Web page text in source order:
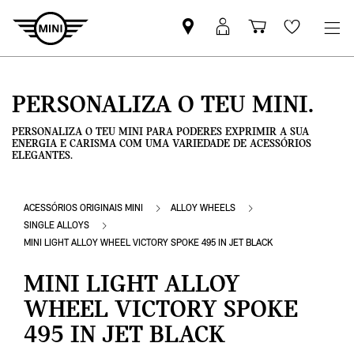
Pesquisar
parceiro
Iniciar
sessão
Carrinho
de
Wishlist
PERSONALIZA O TEU MINI.
PERSONALIZA O TEU MINI PARA PODERES EXPRIMIR A SUA
ENERGIA E CARISMA COM UMA VARIEDADE DE ACESSÓRIOS
ELEGANTES.
ACESSÓRIOS ORIGINAIS MINI
ALLOY WHEELS
SINGLE ALLOYS
MINI LIGHT ALLOY WHEEL VICTORY SPOKE 495 IN JET BLACK
MINI LIGHT ALLOY
WHEEL VICTORY SPOKE
495 IN JET BLACK